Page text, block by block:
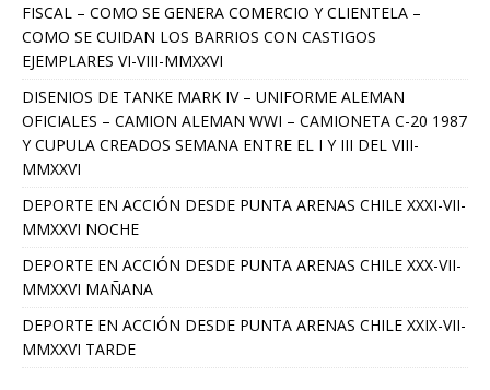
FISCAL – COMO SE GENERA COMERCIO Y CLIENTELA –
COMO SE CUIDAN LOS BARRIOS CON CASTIGOS
EJEMPLARES VI-VIII-MMXXVI
DISENIOS DE TANKE MARK IV – UNIFORME ALEMAN
OFICIALES – CAMION ALEMAN WWI – CAMIONETA C-20 1987
Y CUPULA CREADOS SEMANA ENTRE EL I Y III DEL VIII-
MMXXVI
DEPORTE EN ACCIÓN DESDE PUNTA ARENAS CHILE XXXI-VII-
MMXXVI NOCHE
DEPORTE EN ACCIÓN DESDE PUNTA ARENAS CHILE XXX-VII-
MMXXVI MAÑANA
DEPORTE EN ACCIÓN DESDE PUNTA ARENAS CHILE XXIX-VII-
MMXXVI TARDE